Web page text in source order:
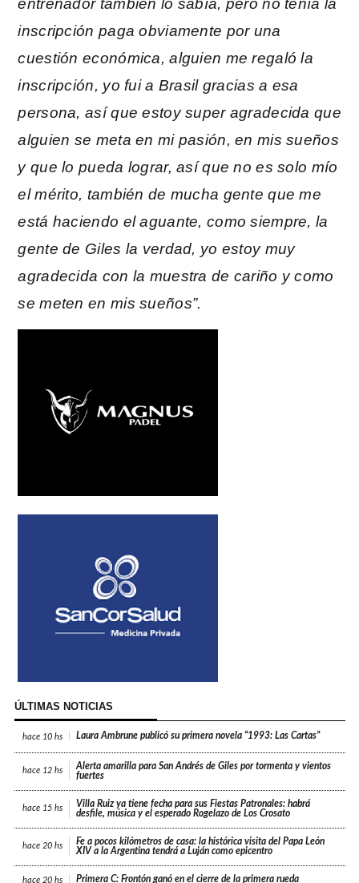
entrenador también lo sabía, pero no tenía la
inscripción paga obviamente por una
cuestión económica, alguien me regaló la
inscripción, yo fui a Brasil gracias a esa
persona, así que estoy super agradecida que
alguien se meta en mi pasión, en mis sueños
y que lo pueda lograr, así que no es solo mío
el mérito, también de mucha gente que me
está haciendo el aguante, como siempre, la
gente de Giles la verdad, yo estoy muy
agradecida con la muestra de cariño y como
se meten en mis sueños”.
ÚLTIMAS NOTICIAS
hace 10 hs Laura Ambrune publicó su primera novela “1993: Las Cartas”
hace 12 hs
Alerta amarilla para San Andrés de Giles por tormenta y vientos
fuertes
hace 15 hs
Villa Ruiz ya tiene fecha para sus Fiestas Patronales: habrá
desfile, música y el esperado Rogelazo de Los Crosato
hace 20 hs
Fe a pocos kilómetros de casa: la histórica visita del Papa León
XIV a la Argentina tendrá a Luján como epicentro
hace 20 hs Primera C: Frontón ganó en el cierre de la primera rueda